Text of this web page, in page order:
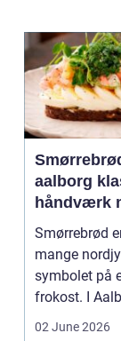
aalborg klassisk
håndværk
moderne
Smørrebrød
mange
symbolet på
frokost. I
den klassiske
02 June 2026